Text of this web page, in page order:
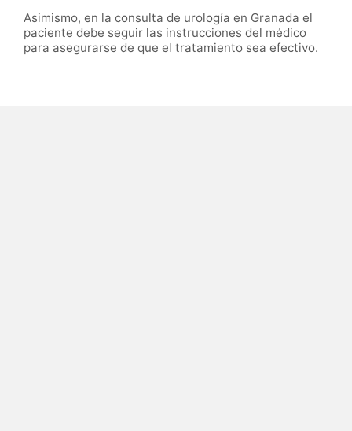
Asimismo, en la consulta de urología en Granada el
paciente debe seguir las instrucciones del médico
para asegurarse de que el tratamiento sea efectivo.